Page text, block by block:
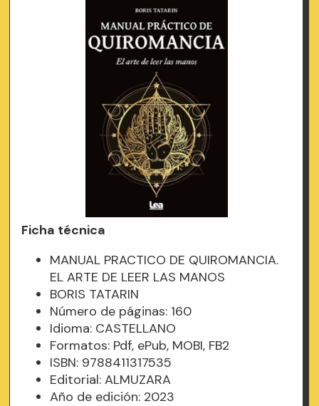
Ficha técnica
MANUAL PRACTICO DE QUIROMANCIA.
EL ARTE DE LEER LAS MANOS
BORIS TATARIN
Número de páginas: 160
Idioma: CASTELLANO
Formatos: Pdf, ePub, MOBI, FB2
ISBN: 9788411317535
Editorial: ALMUZARA
Año de edición: 2023